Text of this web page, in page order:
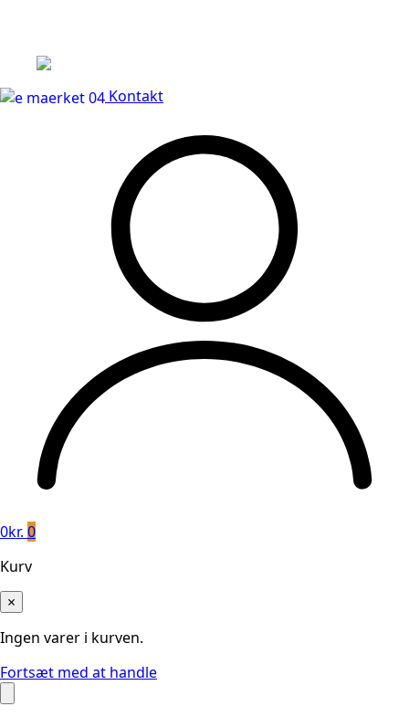
Kontakt
0kr. 0
Kurv
×
Ingen varer i kurven.
Fortsæt med at handle